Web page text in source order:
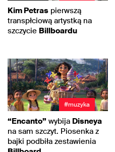
Kim Petras pierwszą
transpłciową artystką na
szczycie Billboardu
#muzyka
“Encanto” wybija Disneya
na sam szczyt. Piosenka z
bajki podbiła zestawienia